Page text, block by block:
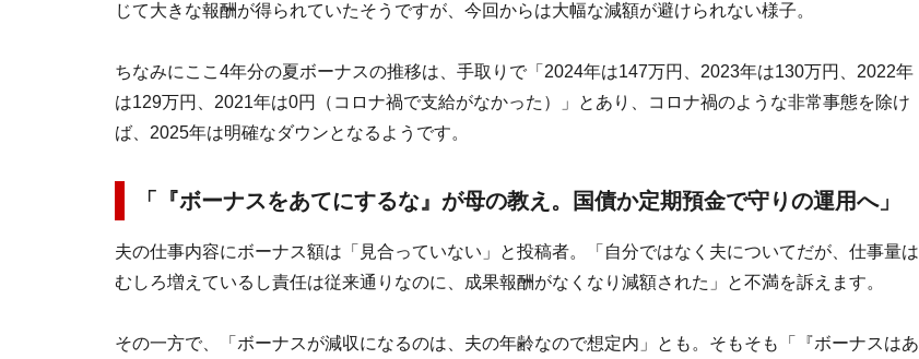
じて大きな報酬が得られていたそうですが、今回からは大幅な減額が避けられない様子。
ちなみにここ4年分の夏ボーナスの推移は、手取りで「2024年は147万円、2023年は130万円、2022年
は129万円、2021年は0円（コロナ禍で支給がなかった）」とあり、コロナ禍のような非常事態を除け
ば、2025年は明確なダウンとなるようです。
「『ボーナスをあてにするな』が母の教え。国債か定期預金で守りの運用へ」
夫の仕事内容にボーナス額は「見合っていない」と投稿者。「自分ではなく夫についてだが、仕事量は
むしろ増えているし責任は従来通りなのに、成果報酬がなくなり減額された」と不満を訴えます。
その一方で、「ボーナスが減収になるのは、夫の年齢なので想定内」とも。そもそも「『ボーナスはあ